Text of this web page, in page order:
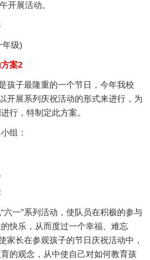
展活动。
级)
案2
子最隆重的一个节日，今年我校
开展系列庆祝活动的形式来进行，为
行，特制定此方案。
组：
一”系列活动，使队员在积极的参与
快乐，从而度过一个幸福、难忘
家长在参观孩子的节日庆祝活动中，
的观念，从中使自己对如何教育孩